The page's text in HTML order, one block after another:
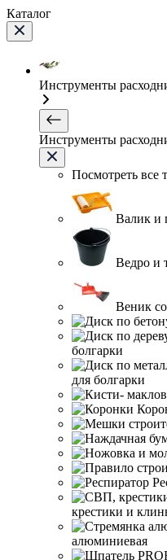
Каталог
Инструменты
Инструменты
Посмотреть все
Валик и
Ведро и
Веник
болгарки
для болгарки
крестики и
алюминиевая